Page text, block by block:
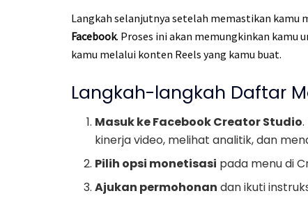
Langkah selanjutnya setelah memastikan kamu
Facebook. Proses ini akan memungkinkan kamu
kamu melalui konten Reels yang kamu buat.
Langkah-langkah Daftar
Masuk ke Facebook Creator Studio
kinerja video, melihat analitik, dan
Pilih opsi monetisasi pada menu di
Ajukan permohonan dan ikuti